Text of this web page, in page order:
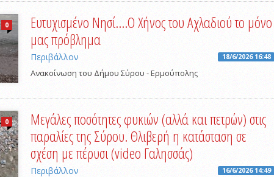
0
Ευτυχισμένο Νησί....Ο Χήνος του Αχλαδιού το μόνο
μας πρόβλημα
Περιβάλλον 18/6/2026 16:48
Aνακοίνωση του Δήμου Σύρου - Ερμούπολης
0
Μεγάλες ποσότητες φυκιών (αλλά και πετρών) στις
παραλίες της Σύρου. Θλιβερή η κατάσταση σε
σχέση με πέρυσι (video Γαλησσάς)
Περιβάλλον 16/6/2026 14:49